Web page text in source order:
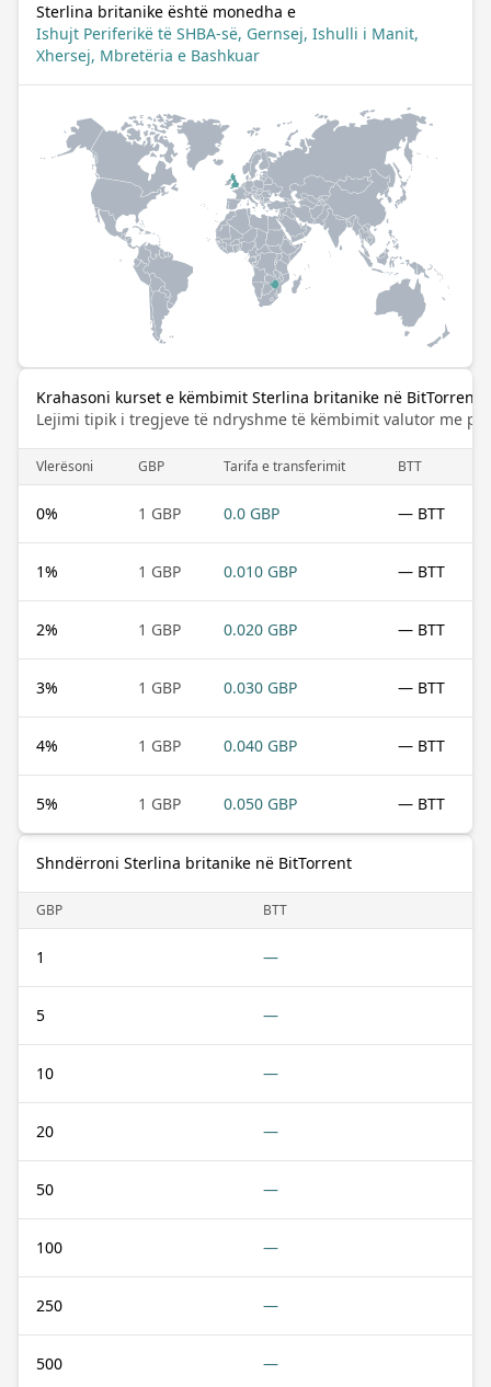
Sterlina britanike është monedha e
Ishujt Periferikë të SHBA-së, Gernsej, Ishulli i Manit,
Xhersej, Mbretëria e Bashkuar
Krahasoni kurset e këmbimit Sterlina britanike në BitTorrent
Lejimi tipik i tregjeve të ndryshme të këmbimit valutor me
Vlerësoni GBP Tarifa e transferimit BTT
0% 1 GBP 0.0 GBP — BTT
1% 1 GBP 0.010 GBP — BTT
2% 1 GBP 0.020 GBP — BTT
3% 1 GBP 0.030 GBP — BTT
4% 1 GBP 0.040 GBP — BTT
5% 1 GBP 0.050 GBP — BTT
Shndërroni Sterlina britanike në BitTorrent
GBP BTT
1 —
5 —
10 —
20 —
50 —
100 —
250 —
500 —